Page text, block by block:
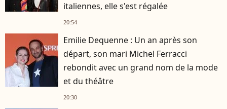
italiennes, elle s'est régalée
20:54
Emilie Dequenne : Un an après son
départ, son mari Michel Ferracci
rebondit avec un grand nom de la mode
et du théâtre
20:30